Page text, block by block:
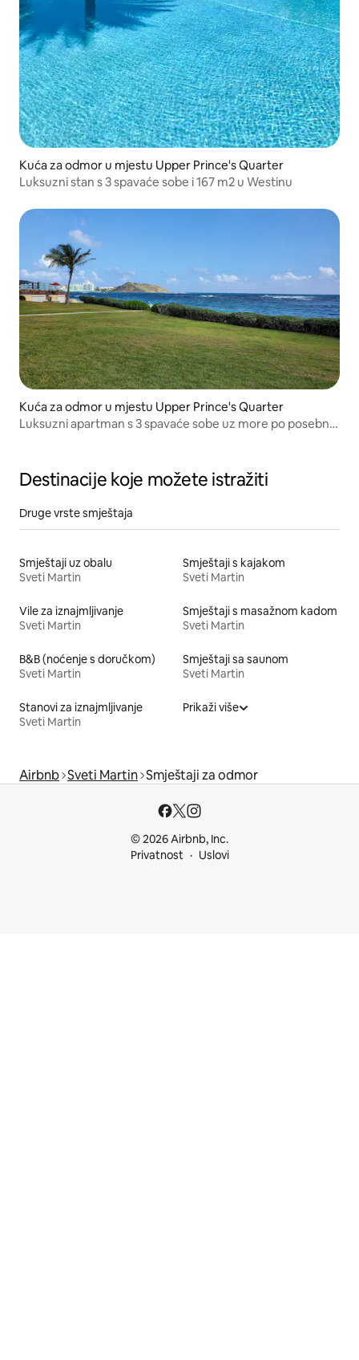
Kuća za odmor u mjestu Upper Prince's Quarter
Luksuzni stan s 3 spavaće sobe i 167 m2 u Westinu
Kuća za odmor u mjestu Upper Prince's Quarter
Luksuzni apartman s 3 spavaće sobe uz more po posebnoj
Destinacije koje možete istražiti
Druge vrste smještaja
Smještaji uz obalu
Sveti Martin
Smještaji s kajakom
Sveti Martin
Vile za iznajmljivanje
Sveti Martin
Smještaji s masažnom kadom
Sveti Martin
B&B (noćenje s doručkom)
Sveti Martin
Smještaji sa saunom
Sveti Martin
Stanovi za iznajmljivanje
Sveti Martin
Prikaži više
Airbnb Sveti Martin Smještaji za odmor
© 2026 Airbnb, Inc.
Privatnost
Uslovi